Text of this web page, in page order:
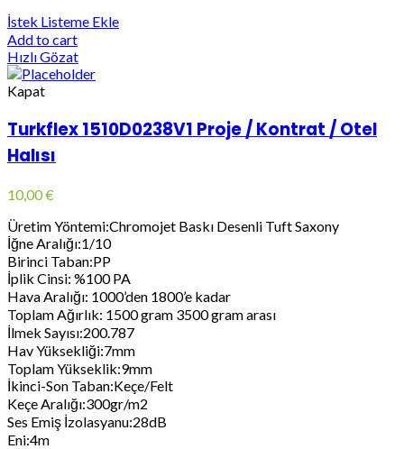
İstek Listeme Ekle
Add to cart
Hızlı Gözat
Kapat
Turkflex 1510D0238V1 Proje / Kontrat / Otel
Halısı
10,00€
Üretim Yöntemi:Chromojet Baskı Desenli Tuft Saxony
İğne Aralığı:1/10
Birinci Taban:PP
İplik Cinsi: %100 PA
Hava Aralığı: 1000’den 1800’e kadar
Toplam Ağırlık: 1500 gram 3500 gram arası
İlmek Sayısı:200.787
Hav Yüksekliği:7mm
Toplam Yükseklik:9mm
İkinci-Son Taban:Keçe/Felt
Keçe Aralığı:300gr/m2
Ses Emiş İzolasyanu:28dB
Eni:4m